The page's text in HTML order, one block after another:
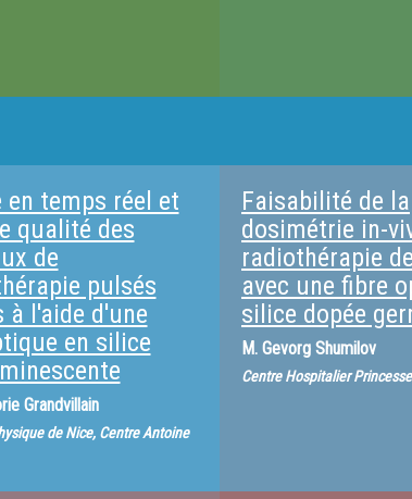
en temps réel et
qualité des
de
pulsés
à l'aide d'une
en silice
Grandvillain
de Nice, Centre Antoine
Faisabilité de la
dosimétrie in-
radiothérapie
avec une fibre
silice dopée
M. Gevorg Shumilov
Centre Hospitalier